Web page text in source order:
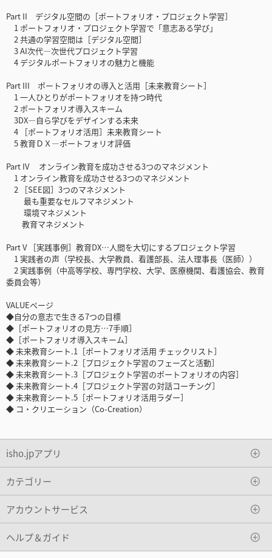
Part II デジタル空間の［ポートフォリオ・プロジェクト学習］
1 ポートフォリオ・プロジェクト学習で「意志ある学び」
2 共通の学習空間は［デジタル空間］
3 AI次代―次世代プロジェクト学習
4 デジタルポートフォリオの魅力と機能
Part III ポートフォリオの導入と活用［未来教育シート］
1 一人ひとりがポートフォリオを持つ時代
2 ポートフォリオ導入スキーム
3DX―自ら学びをデザインする未来
4 ［ポートフォリオ活用］未来教育シート
5 教育ＤＸ—ポートフォリオ評価
Part IV オンライン教育を成功させる3つのマネジメント
1 オンライン教育を成功させる3つのマネジメント
2 ［SEE図］3つのマネジメント
最も重要なセルフマネジメント
環境マネジメント
教育マネジメント
Part V ［実践事例］教育DX…人間を大切にするプロジェクト学習
1 実践者の声（学校長、大学教員、看護部長、法人理事長（医師））
2 実践事例（中高等学校、専門学校、大学、医療機関、看護協会、教育
委員会等）
VALUEページ
◆自分の意志で生きる7つの目標
◆［ポートフォリオの見方…7手順］
◆［ポートフォリオ導入スキーム］
◆ 未来教育シート.1［ポートフォリオ活用 チェックリスト］
◆ 未来教育シート.2［プロジェクト学習のフェーズと活動］
◆ 未来教育シート.3［プロジェクト学習のポートフォリオの内容］
◆ 未来教育シート.4［プロジェクト学習の対話コーチング］
◆ 未来教育シート.5［ポートフォリオ活用ラダー］
◆ コ・クリエーション（Co-Creation）
isho.jpアプリ
カテゴリー
アカウントサービス
ヘルプ＆ガイド